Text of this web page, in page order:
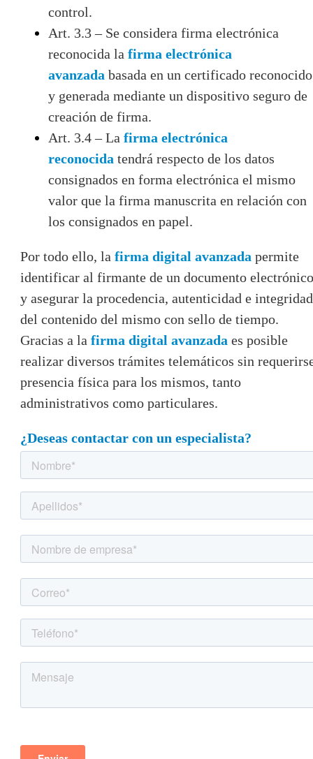
control.
Art. 3.3 – Se considera firma electrónica
reconocida la firma electrónica
avanzada basada en un certificado reconocido
y generada mediante un dispositivo seguro de
creación de firma.
Art. 3.4 – La firma electrónica
reconocida tendrá respecto de los datos
consignados en forma electrónica el mismo
valor que la firma manuscrita en relación con
los consignados en papel.
Por todo ello, la firma digital avanzada permite
identificar al firmante de un documento electrónico
y asegurar la procedencia, autenticidad e integridad
del contenido del mismo con sello de tiempo.
Gracias a la firma digital avanzada es posible
realizar diversos trámites telemáticos sin
presencia física para los mismos, tanto
administrativos como particulares.
¿Deseas contactar con un especialista?